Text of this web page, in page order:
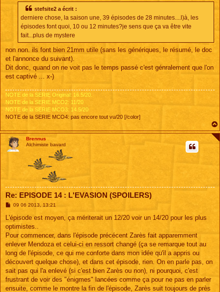
stefsite2 a écrit :
derniere chose, la saison une, 39 épisodes de 28 minutes....l)à, les
épisodes font quoi, 10 ou 12 minutes?je sens que ça va être vite
fait...plus de mystere
non non. ils font bien 21mm utile (sans les génériques, le résumé, le doc
et l'annonce du suivant).
Dit donc, quand on ne voit pas le temps passé c'est génralement que l'on
est captivé ... x-)
NOTE de la SERIE Original: 16.5/20.
NOTE de la SERIE MCO2: 11/20
NOTE de la SERIE MCO3: 14.5/20
NOTE de la SERIE MCO4: pas encore tout vu/20 [/color]
Brennus
Alchimiste bavard
Re: EPISODE 14 : L'EVASION (SPOILERS)
M
s
s
a
g
09 06 2013, 13:21
L'épisode est moyen, ça mériterait un 12/20 voir un 14/20 pour les plus
optimistes..
Pour commencer, dans l'épisode précécent Zarès fait apparemment
enlever Mendoza et celui-ci en ressort changé (ça se remarque tout au
long de l'épisode, ce qui me conforte dans mon idée qu'il a appris ou
découvert quelque chose), et dans cet épisode, rien. On en parle pas, on
sait pas qui l'a enlevé (si c'est bien Zarès ou non), ni pourquoi, c'est
frustrant de voir des "énigmes" lancées comme ça pour ne pas en parler
ensuite, comme le montre la fin de l'épisode, Zarès suit toujours de près